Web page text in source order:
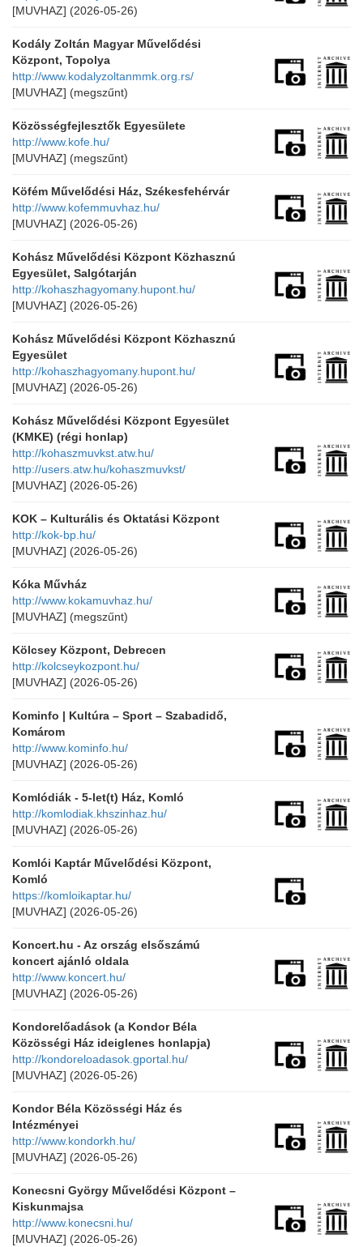
[MUVHAZ] (2026-05-26)
Kodály Zoltán Magyar Művelődési
Központ, Topolya
http://www.kodalyzoltanmmk.org.rs/
[MUVHAZ] (megszűnt)
Közösségfejlesztők Egyesülete
http://www.kofe.hu/
[MUVHAZ] (megszűnt)
Köfém Művelődési Ház, Székesfehérvár
http://www.kofemmuvhaz.hu/
[MUVHAZ] (2026-05-26)
Kohász Művelődési Központ Közhasznú
Egyesület, Salgótarján
http://kohaszhagyomany.hupont.hu/
[MUVHAZ] (2026-05-26)
Kohász Művelődési Központ Közhasznú
Egyesület
http://kohaszhagyomany.hupont.hu/
[MUVHAZ] (2026-05-26)
Kohász Művelődési Központ Egyesület
(KMKE) (régi honlap)
http://kohaszmuvkst.atw.hu/
http://users.atw.hu/kohaszmuvkst/
[MUVHAZ] (2026-05-26)
KOK – Kulturális és Oktatási Központ
http://kok-bp.hu/
[MUVHAZ] (2026-05-26)
Kóka Művház
http://www.kokamuvhaz.hu/
[MUVHAZ] (megszűnt)
Kölcsey Központ, Debrecen
http://kolcseykozpont.hu/
[MUVHAZ] (2026-05-26)
Kominfo | Kultúra – Sport – Szabadidő,
Komárom
http://www.kominfo.hu/
[MUVHAZ] (2026-05-26)
Komlódiák - 5-let(t) Ház, Komló
http://komlodiak.khszinhaz.hu/
[MUVHAZ] (2026-05-26)
Komlói Kaptár Művelődési Központ,
Komló
https://komloikaptar.hu/
[MUVHAZ] (2026-05-26)
Koncert.hu - Az ország elsőszámú
koncert ajánló oldala
http://www.koncert.hu/
[MUVHAZ] (2026-05-26)
Kondorelőadások (a Kondor Béla
Közösségi Ház ideiglenes honlapja)
http://kondoreloadasok.gportal.hu/
[MUVHAZ] (2026-05-26)
Kondor Béla Közösségi Ház és
Intézményei
http://www.kondorkh.hu/
[MUVHAZ] (2026-05-26)
Konecsni György Művelődési Központ –
Kiskunmajsa
http://www.konecsni.hu/
[MUVHAZ] (2026-05-26)